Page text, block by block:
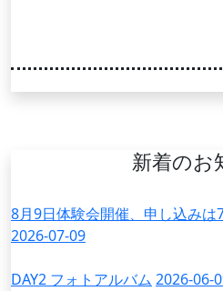
新着のお
8月9日体験会開催、申し込みは
2026-07-09
DAY2 フォトアルバム 2026-06-